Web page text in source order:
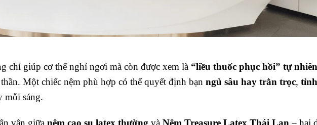
chỉ giúp cơ thể nghỉ ngơi mà còn được xem là “liều thuốc phục hồi” tự nhiên
Một chiếc nệm phù hợp có thể quyết định bạn ngủ sâu hay trằn trọc,
mỗi sáng.
vân giữa nệm cao su latex thường và Nệm Treasure Latex Thái Lan – hai